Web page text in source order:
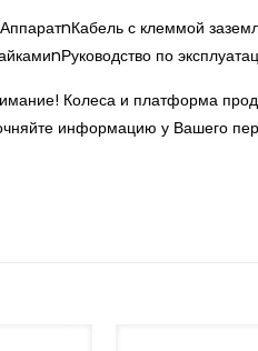
с клеммой
по
Колеса и платформа
информацию у Вашего